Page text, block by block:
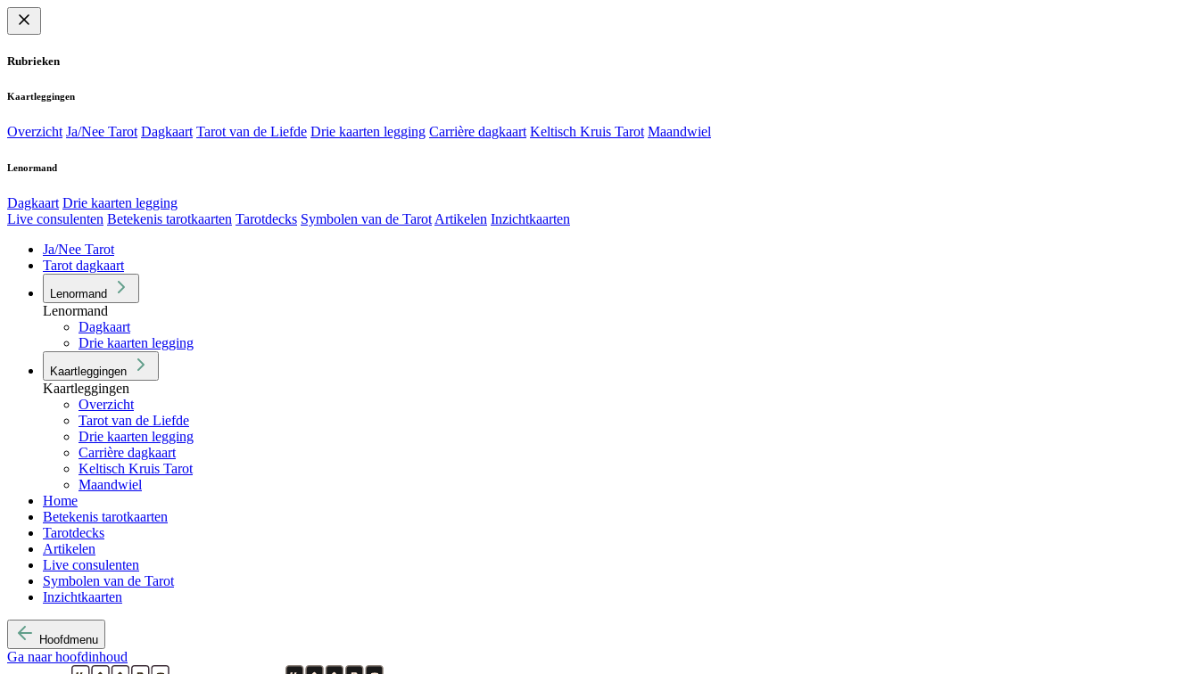
Rubrieken
Kaartleggingen
Overzicht Ja/Nee Tarot Dagkaart Tarot van de Liefde Drie kaarten legging Carrière dagkaart Keltisch Kruis Tarot Maandwiel
Lenormand
Dagkaart Drie kaarten legging
Live consulenten Betekenis tarotkaarten Tarotdecks Symbolen van de Tarot Artikelen Inzichtkaarten
Ja/Nee Tarot
Tarot dagkaart
Lenormand
Lenormand
Dagkaart
Drie kaarten legging
Kaartleggingen
Kaartleggingen
Overzicht
Tarot van de Liefde
Drie kaarten legging
Carrière dagkaart
Keltisch Kruis Tarot
Maandwiel
Home
Betekenis tarotkaarten
Tarotdecks
Artikelen
Live consulenten
Symbolen van de Tarot
Inzichtkaarten
Hoofdmenu
Ga naar hoofdinhoud